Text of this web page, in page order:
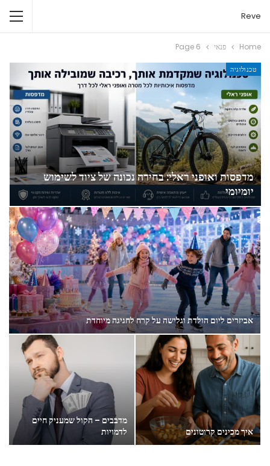
Reve
Home פנאי Page 6
טכנולוגיה
מדפסות ואופני ראלי: בחירה נכונה של ציוד לשימוש
יומיומי
אביזרים ליום הולדת וגלישה על קרח לחגיגה מיוחדת
איך מכינים קרוטונים
מדבבים – הקול שמעניק חיים
לדמויות